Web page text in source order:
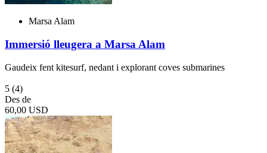
Marsa Alam
Immersió lleugera a Marsa Alam
Gaudeix fent kitesurf, nedant i explorant coves submarines
5 (4)
Des de
60,00 USD